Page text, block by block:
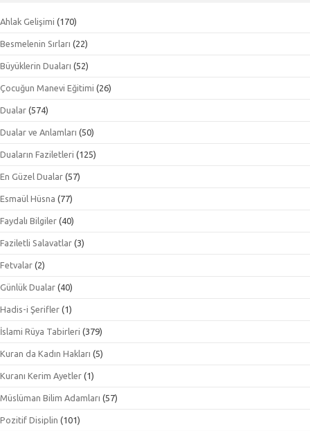
Ahlak Gelişimi (170)
Besmelenin Sırları (22)
Büyüklerin Duaları (52)
Çocuğun Manevi Eğitimi (26)
Dualar (574)
Dualar ve Anlamları (50)
Duaların Faziletleri (125)
En Güzel Dualar (57)
Esmaül Hüsna (77)
Faydalı Bilgiler (40)
Faziletli Salavatlar (3)
Fetvalar (2)
Günlük Dualar (40)
Hadis-i Şerifler (1)
İslami Rüya Tabirleri (379)
Kuran da Kadın Hakları (5)
Kuranı Kerim Ayetler (1)
Müslüman Bilim Adamları (57)
Pozitif Disiplin (101)